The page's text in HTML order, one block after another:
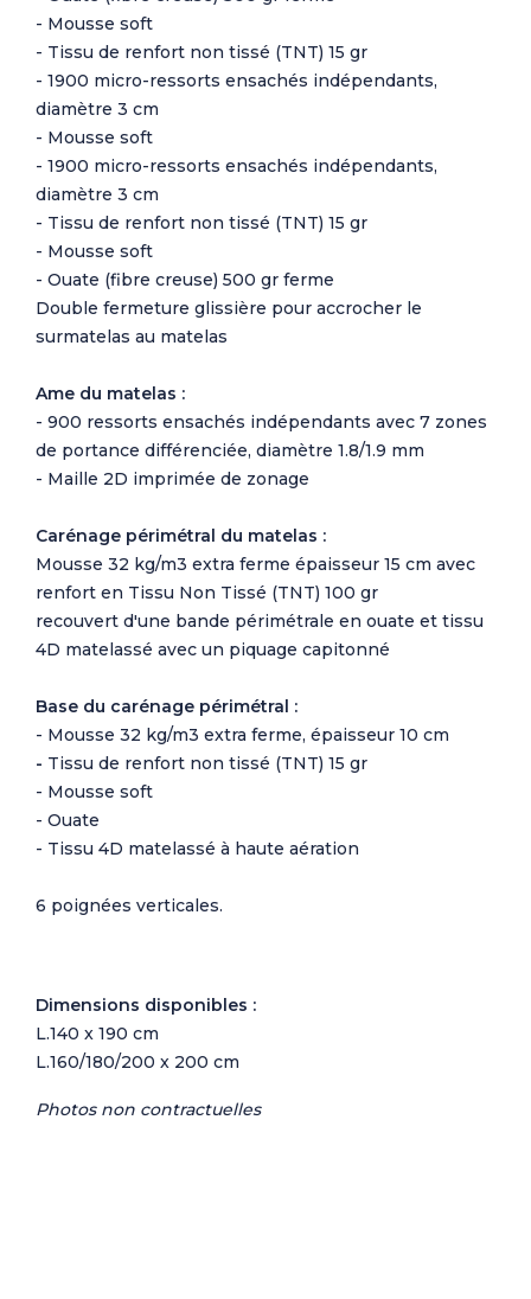
- Mousse soft
- Tissu de renfort non tissé (TNT) 15 gr
- 1900 micro-ressorts ensachés indépendants,
diamètre 3 cm
- Mousse soft
- 1900 micro-ressorts ensachés indépendants,
diamètre 3 cm
- Tissu de renfort non tissé (TNT) 15 gr
- Mousse soft
- Ouate (fibre creuse) 500 gr ferme
Double fermeture glissière pour accrocher le
surmatelas au matelas
Ame du matelas :
- 900 ressorts ensachés indépendants avec 7 zones
de portance différenciée, diamètre 1.8/1.9 mm
- Maille 2D imprimée de zonage
Carénage périmétral du matelas :
Mousse 32 kg/m3 extra ferme épaisseur 15 cm avec
renfort en Tissu Non Tissé (TNT) 100 gr
recouvert d'une bande périmétrale en ouate et tissu
4D matelassé avec un piquage capitonné
Base du carénage périmétral :
- Mousse 32 kg/m3 extra ferme, épaisseur 10 cm
- Tissu de renfort non tissé (TNT) 15 gr
- Mousse soft
- Ouate
- Tissu 4D matelassé à haute aération
6 poignées verticales.
Dimensions disponibles :
L.140 x 190 cm
L.160/180/200 x 200 cm
Photos non contractuelles